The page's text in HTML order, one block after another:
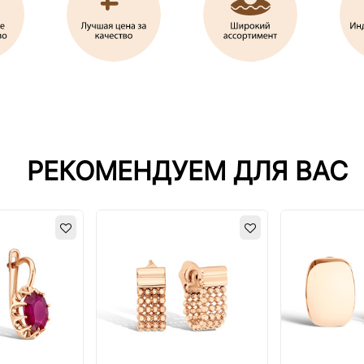
РЕКОМЕНДУЕМ ДЛЯ ВАС